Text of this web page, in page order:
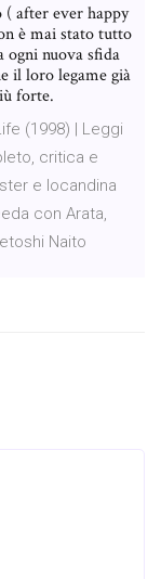
after ever happy
è mai stato tutto
ogni nuova sfida
il loro legame già
forte.
(1998) | Leggi
critica e
e locandina
con Arata,
Naito